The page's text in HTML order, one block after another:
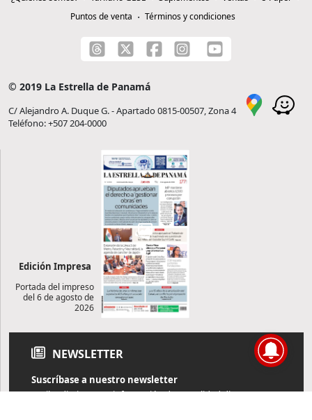
Puntos de venta
Términos y condiciones
© 2019 La Estrella de Panamá
C/ Alejandro A. Duque G. - Apartado 0815-00507, Zona 4
Teléfono: +507 204-0000
Edición Impresa
Portada del impreso
del 6 de agosto de
2026
NEWSLETTER
Suscríbase a nuestro newsletter
Reciba diariamente información de actualidad directamente en